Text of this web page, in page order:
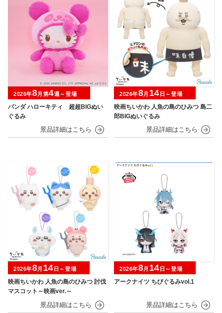
パンダ ハローキティ 超超BIGぬい
ぐるみ
2026年8月第4週～登場
映画ちいかわ 人魚の島のひみつ 島二
郎BIGぬいぐるみ
2026年8月 14 日～登場
映画ちいかわ 人魚の島のひみつ 討伐
マスコット～映画ver.～
2026年8月 14 日～登場
アークナイツ ちびぐるみvol.1
2026年8月 14 日～登場